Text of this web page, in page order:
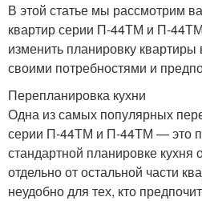
В этой статье мы рассмотрим
квартир серии П-44ТМ и П-
изменить планировку квартиры
своими потребностями и
Перепланировка кухни
Одна из самых популярных
серии П-44ТМ и П-44ТМ — это
стандартной планировке кухня
отдельно от остальной части
неудобно для тех, кто